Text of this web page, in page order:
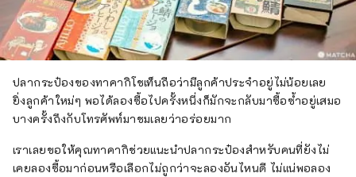
ปลากระป๋องของทาคากิโชเท็นถือว่ามีลูกค้าประจำอยู่ไม่น้อยเลย
ยิ่งลูกค้าใหม่ๆ พอได้ลองซื้อไปครั้งหนึ่งก็มักจะกลับมาซื้อซ้ำอยู่เสมอ
บางครั้งถึงกับโทรศัพท์มาชมเลยว่าอร่อยมาก
เราเลยขอให้คุณทาคากิช่วยแนะนำปลากระป๋องสำหรับคนที่ยังไม่
เคยลองซื้อมาก่อนหรือเลือกไม่ถูกว่าจะลองอันไหนดี ไม่แน่พอลอง